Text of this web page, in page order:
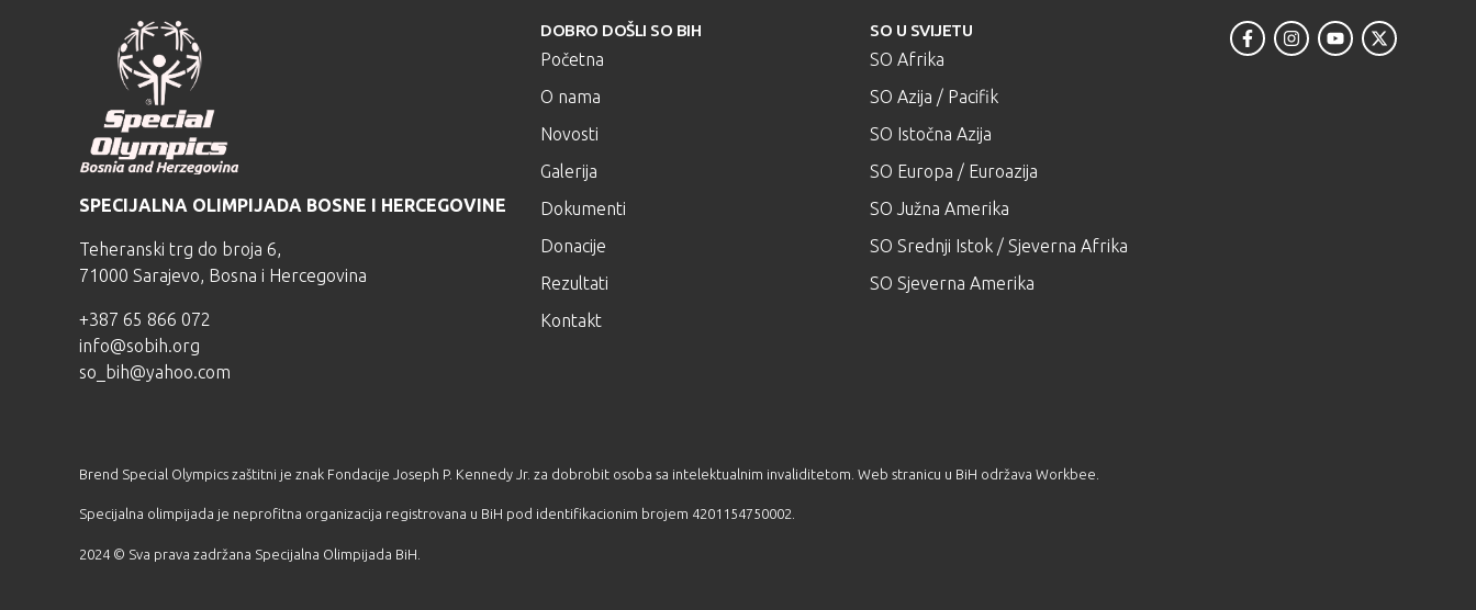
SPECIJALNA OLIMPIJADA BOSNE I HERCEGOVINE
Teheranski trg do broja 6,
71000 Sarajevo, Bosna i Hercegovina
+387 65 866 072
info@sobih.org
so_bih@yahoo.com
DOBRO DOŠLI SO BIH
Početna
O nama
Novosti
Galerija
Dokumenti
Donacije
Rezultati
Kontakt
SO U SVIJETU
SO Afrika
SO Azija / Pacifik
SO Istočna Azija
SO Europa / Euroazija
SO Južna Amerika
SO Srednji Istok / Sjeverna Afrika
SO Sjeverna Amerika
Brend Special Olympics zaštitni je znak Fondacije Joseph P. Kennedy Jr. za dobrobit osoba sa intelektualnim invaliditetom. Web stranicu u BiH održava Workbee
Specijalna olimpijada je neprofitna organizacija registrovana u BiH pod identifikacionim brojem 4201154750002.
2024 © Sva prava zadržana Specijalna Olimpijada BiH.